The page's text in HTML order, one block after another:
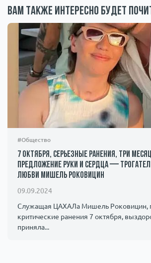
Вам также интересно будет
#Общество
7 октября, серьезные ранения, три
предложение руки и сердца —
любви Мишель Роковицин
09.09.2024
Служащая ЦАХАЛа Мишель Роковицин,
критические ранения 7 октября,
приняла...